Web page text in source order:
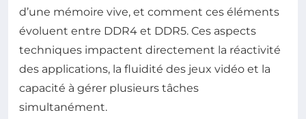
d’une mémoire vive, et comment ces éléments
évoluent entre DDR4 et DDR5. Ces aspects
techniques impactent directement la réactivité
des applications, la fluidité des jeux vidéo et la
capacité à gérer plusieurs tâches
simultanément.